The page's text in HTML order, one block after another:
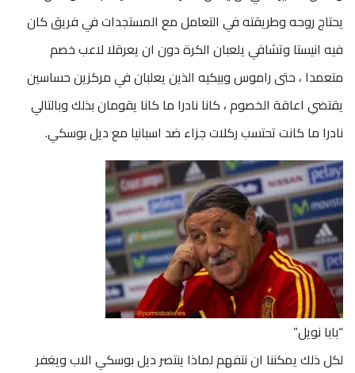
يحتاج روحه وطريقته في التعامل مع المستجدات في فريق كان
فيه انيستا وتشافي يلعبان الكرة دون ان يعرقلا لاعب خصم
متعمدا ، حتى راموس وبيكيه الذين يعلبان في مركزين حساسين
يقتضي اعاقة الخصوم ، كانا نادرا ما كانا يقومان بذلك وبالتالي
نادرا ما كانت تحتسب ركلات جزاء ضد اسبانيا مع ديل بوسكي.
“بابا نويل”
لكل ذلك يمكننا ان نتفهم لماذا ينتصر ديل بوسكي الاب ويغفر